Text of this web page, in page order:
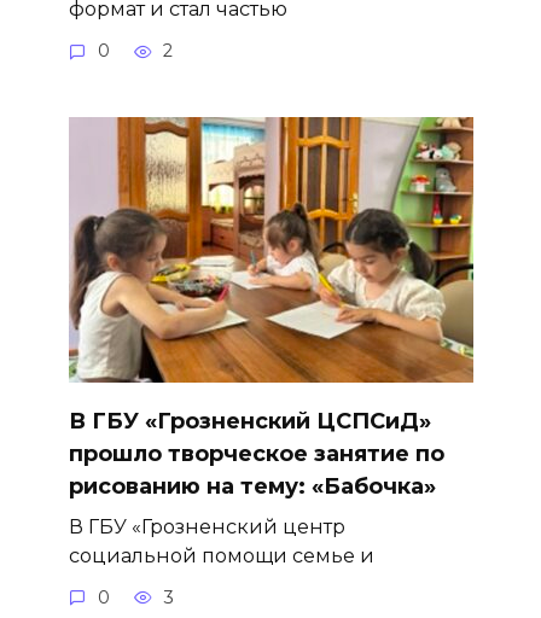
формат и стал частью
0 2
В ГБУ «Грозненский ЦСПСиД»
прошло творческое занятие по
рисованию на тему: «Бабочка»
В ГБУ «Грозненский центр
социальной помощи семье и
0 3